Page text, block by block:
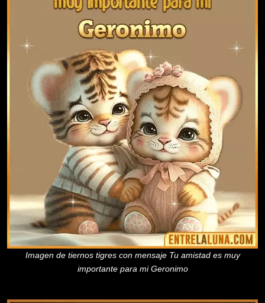
Imagen de tiernos tigres con mensaje Tu amistad es muy
importante para mi Geronimo